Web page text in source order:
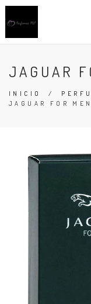
JAGUAR
INICIO /
JAGUAR FOR